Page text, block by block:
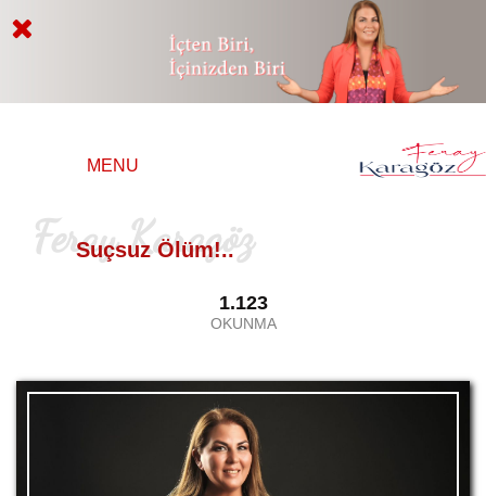
MENU
Suçsuz Ölüm!..
Feray Karagöz
1.123
OKUNMA